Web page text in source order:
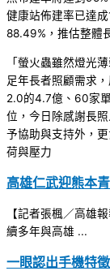
健康站佈建率已達
88.49%，推估整體
「螢火蟲雖然燈光
足年長者照顧需求
2.0的4.7億、60家
位，今日除感謝長
予協助與支持外，
荷與壓力
高雄仁武迎熊本
【記者張楓／高雄
續多年與高雄 ...
一眼認出手機特